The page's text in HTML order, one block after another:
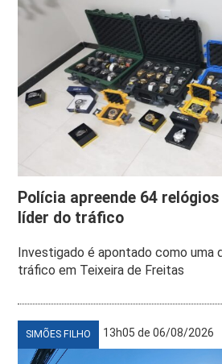
Polícia apreende 64
líder do tráfico
Investigado é apontado como uma
tráfico em Teixeira de Freitas
SIMÕES FILHO 13h05 de 06/08/2026